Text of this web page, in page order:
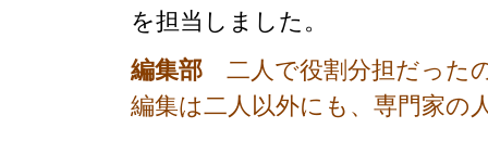
を担当しました。
編集部 二人で役割分担だった
編集は二人以外にも、専門家の